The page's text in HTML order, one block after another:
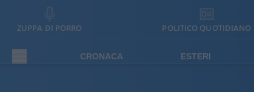
ZUPPA DI PORRO POLITICO QUOTIDIANO
CRONACA ESTERI